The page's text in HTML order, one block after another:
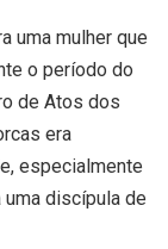
uma mulher que
o período do
de Atos dos
era
especialmente
discípula de